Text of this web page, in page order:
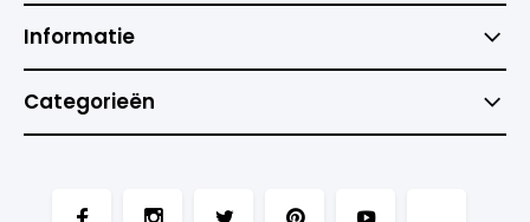
Informatie
Categorieën